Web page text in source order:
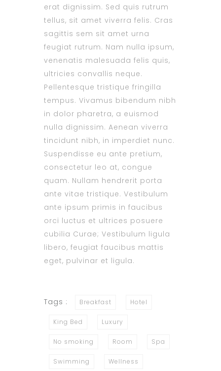
erat dignissim. Sed quis rutrum
tellus, sit amet viverra felis. Cras
sagittis sem sit amet urna
feugiat rutrum. Nam nulla ipsum,
venenatis malesuada felis quis,
ultricies convallis neque.
Pellentesque tristique fringilla
tempus. Vivamus bibendum nibh
in dolor pharetra, a euismod
nulla dignissim. Aenean viverra
tincidunt nibh, in imperdiet nunc.
Suspendisse eu ante pretium,
consectetur leo at, congue
quam. Nullam hendrerit porta
ante vitae tristique. Vestibulum
ante ipsum primis in faucibus
orci luctus et ultrices posuere
cubilia Curae; Vestibulum ligula
libero, feugiat faucibus mattis
eget, pulvinar et ligula.
Tags : Breakfast Hotel
King Bed Luxury
No smoking Room Spa
Swimming Wellness